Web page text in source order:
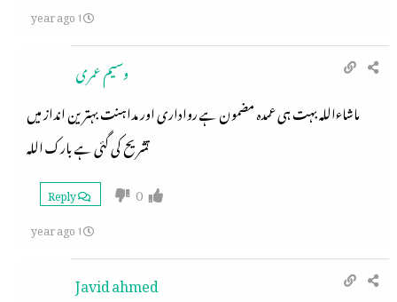
1 year ago
وسیم عمری
ماشاءاللہ بہت ہی عمدہ مضمون ہے رواداری اور مداہنت بہترین انداز میں
تشریح کی گئی ہے بارک اللہ
0
Reply
1 year ago
Javid ahmed